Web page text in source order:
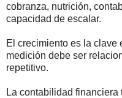
cobranza, nutrición,
capacidad de escalar.
El crecimiento es la clave
medición debe ser
repetitivo.
La contabilidad